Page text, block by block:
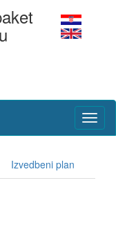
Izvedbeni plan